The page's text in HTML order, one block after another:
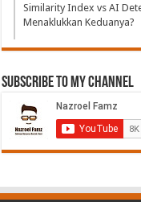
Similarity Index vs AI
Menaklukkan Keduanya?
Subscribe to My Channel